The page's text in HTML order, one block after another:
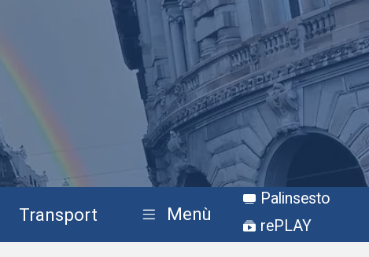
Transport Menù
Palinsesto
rePLAY